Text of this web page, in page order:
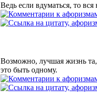
Ведь если вдуматься, то
Возможно, лучшая жизнь та,
это быть одному.